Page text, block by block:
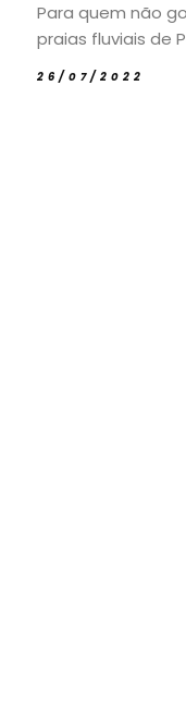
Para quem não
praias fluviais de
26/07/2022